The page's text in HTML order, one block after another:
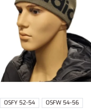
OSFY 52-54 OSFW 54-56